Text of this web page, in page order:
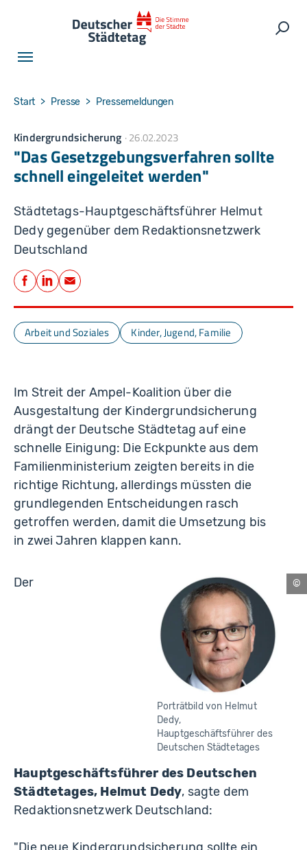
You are here:
Start Presse Pressemeldungen
Kindergrundsicherung 26.02.2023
"Das Gesetzgebungsverfahren sollte
schnell eingeleitet werden"
Städtetags-Hauptgeschäftsführer Helmut
Dedy gegenüber dem Redaktionsnetzwerk
Deutschland
Teilen
Facebook
LinkedIn
E-Mail
Arbeit und Soziales Kinder, Jugend, Familie
Im Streit der Ampel-Koalition über die
Ausgestaltung der Kindergrundsicherung
drängt der Deutsche Städtetag auf eine
schnelle Einigung: Die Eckpunkte aus dem
Familienministerium zeigten bereits in die
richtige Richtung, allerdings müssten die
grundlegenden Entscheidungen rasch
getroffen werden, damit die Umsetzung bis
in zwei Jahren klappen kann.
Porträtbild von Helmut
Dedy,
Hauptgeschäftsführer des
Deutschen Städtetages
Der
Hauptgeschäftsführer des Deutschen
Städtetages, Helmut Dedy, sagte dem
Redaktionsnetzwerk Deutschland: